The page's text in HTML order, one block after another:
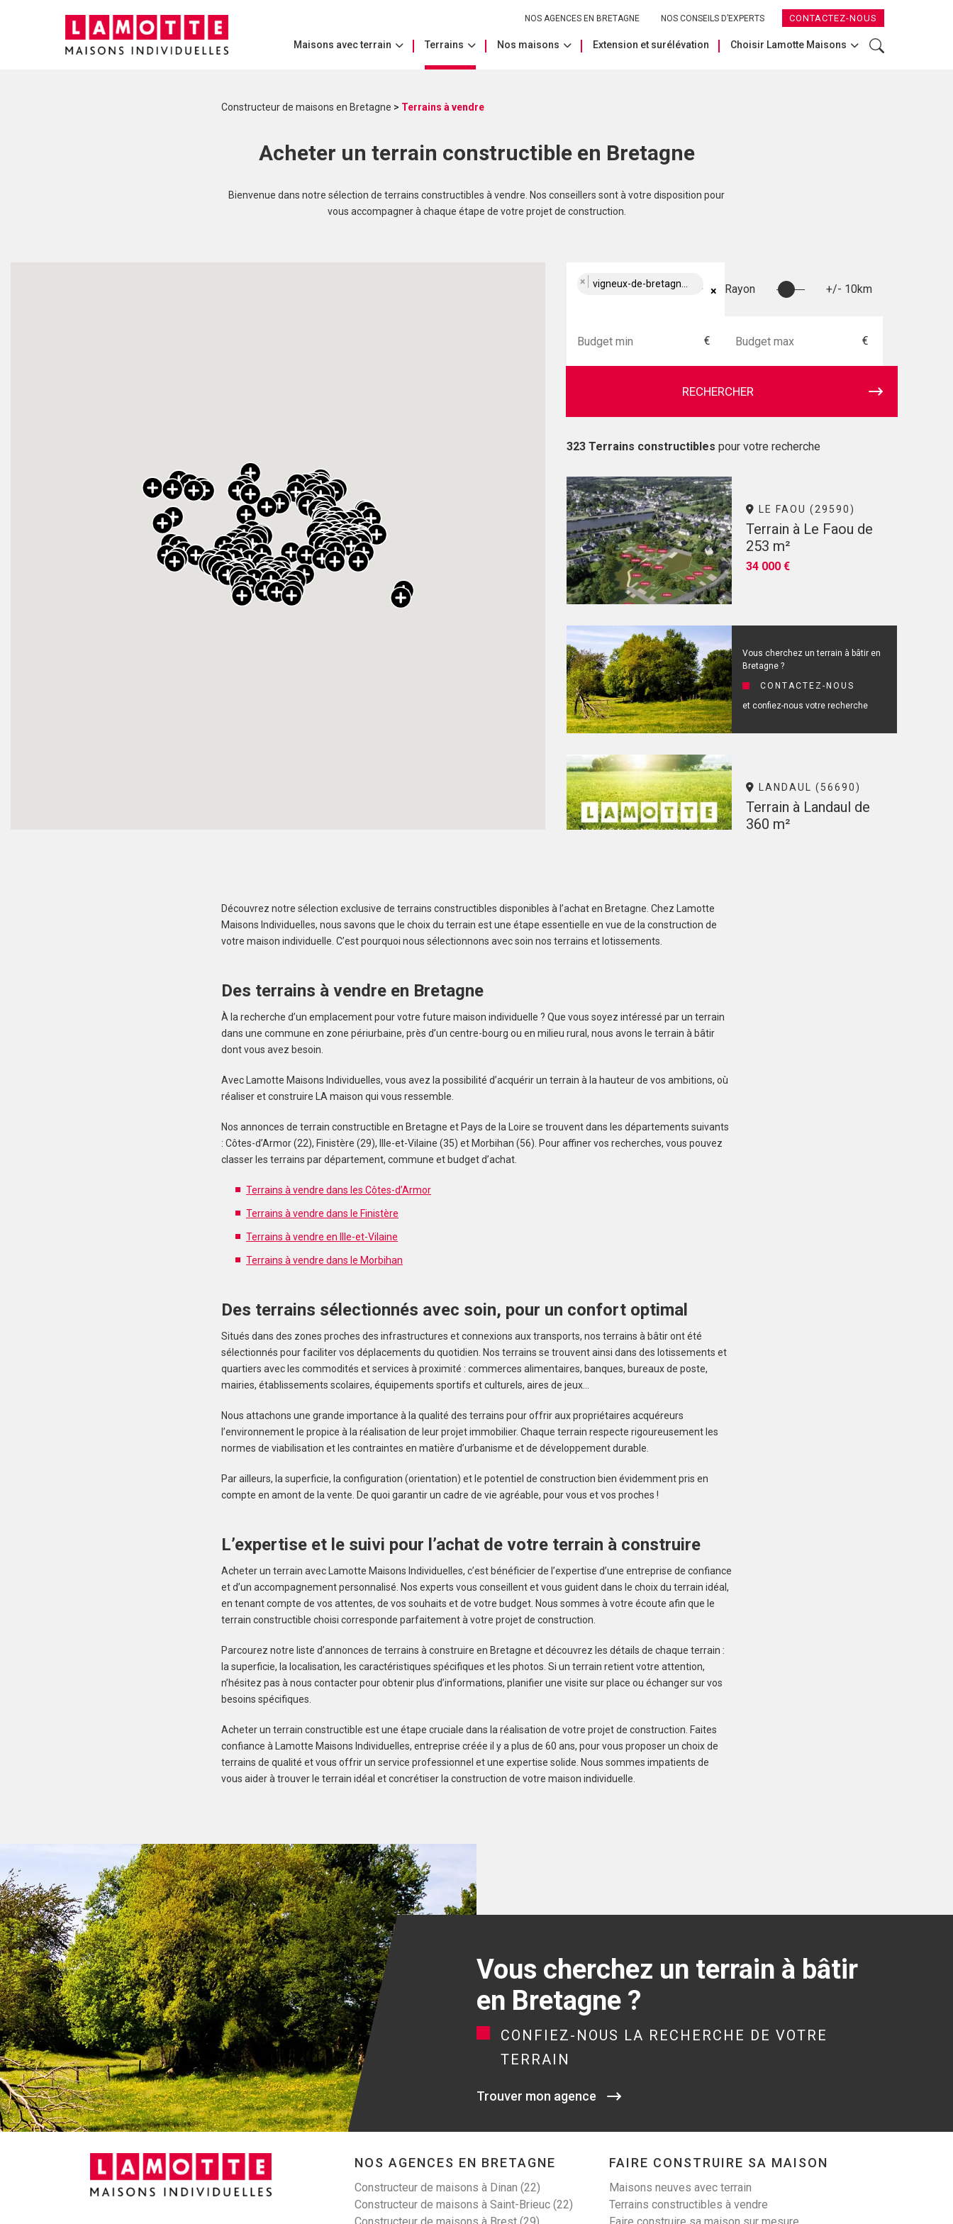
NOS AGENCES EN BRETAGNE NOS CONSEILS D’EXPERTS CONTACTEZ-NOUS
Maisons avec terrain Terrains Nos maisons Extension et surélévation Choisir Lamotte Maisons
Constructeur de maisons en Bretagne > Terrains à vendre
Acheter un terrain constructible en Bretagne
Bienvenue dans notre sélection de terrains constructibles à vendre. Nos conseillers sont à votre disposition pour
vous accompagner à chaque étape de votre projet de construction.
×
× vigneux-de-bretagne (44360) Rayon +/- 10km
€ €
RECHERCHER
323 Terrains constructibles pour votre recherche
LE FAOU (29590)
Terrain à Le Faou de
253 m²
34 000 €
Vous cherchez un terrain à bâtir en
Bretagne ?
CONTACTEZ-NOUS
et confiez-nous votre recherche
LANDAUL (56690)
Terrain à Landaul de
360 m²
Créez une alerte et ne manquez aucun bien
correspondant à votre recherche
LANESTER (56600)
Découvrez notre sélection exclusive de terrains constructibles disponibles à l’achat en Bretagne. Chez Lamotte
Maisons Individuelles, nous savons que le choix du terrain est une étape essentielle en vue de la construction de
votre maison individuelle. C’est pourquoi nous sélectionnons avec soin nos terrains et lotissements.
Des terrains à vendre en Bretagne
À la recherche d’un emplacement pour votre future maison individuelle ? Que vous soyez intéressé par un terrain
dans une commune en zone périurbaine, près d’un centre-bourg ou en milieu rural, nous avons le terrain à bâtir
dont vous avez besoin.
Avec Lamotte Maisons Individuelles, vous avez la possibilité d’acquérir un terrain à la hauteur de vos ambitions, où
réaliser et construire LA maison qui vous ressemble.
Nos annonces de terrain constructible en Bretagne et Pays de la Loire se trouvent dans les départements suivants
: Côtes-d’Armor (22), Finistère (29), Ille-et-Vilaine (35) et Morbihan (56). Pour affiner vos recherches, vous pouvez
classer les terrains par département, commune et budget d’achat.
Terrains à vendre dans les Côtes-d’Armor
Terrains à vendre dans le Finistère
Terrains à vendre en Ille-et-Vilaine
Terrains à vendre dans le Morbihan
Des terrains sélectionnés avec soin, pour un confort optimal
Situés dans des zones proches des infrastructures et connexions aux transports, nos terrains à bâtir ont été
sélectionnés pour faciliter vos déplacements du quotidien. Nos terrains se trouvent ainsi dans des lotissements et
quartiers avec les commodités et services à proximité : commerces alimentaires, banques, bureaux de poste,
mairies, établissements scolaires, équipements sportifs et culturels, aires de jeux…
Nous attachons une grande importance à la qualité des terrains pour offrir aux propriétaires acquéreurs
l’environnement le propice à la réalisation de leur projet immobilier. Chaque terrain respecte rigoureusement les
normes de viabilisation et les contraintes en matière d’urbanisme et de développement durable.
Par ailleurs, la superficie, la configuration (orientation) et le potentiel de construction bien évidemment pris en
compte en amont de la vente. De quoi garantir un cadre de vie agréable, pour vous et vos proches !
L’expertise et le suivi pour l’achat de votre terrain à construire
Acheter un terrain avec Lamotte Maisons Individuelles, c’est bénéficier de l’expertise d’une entreprise de confiance
et d’un accompagnement personnalisé. Nos experts vous conseillent et vous guident dans le choix du terrain idéal,
en tenant compte de vos attentes, de vos souhaits et de votre budget. Nous sommes à votre écoute afin que le
terrain constructible choisi corresponde parfaitement à votre projet de construction.
Parcourez notre liste d’annonces de terrains à construire en Bretagne et découvrez les détails de chaque terrain :
la superficie, la localisation, les caractéristiques spécifiques et les photos. Si un terrain retient votre attention,
n’hésitez pas à nous contacter pour obtenir plus d’informations, planifier une visite sur place ou échanger sur vos
besoins spécifiques.
Acheter un terrain constructible est une étape cruciale dans la réalisation de votre projet de construction. Faites
confiance à Lamotte Maisons Individuelles, entreprise créée il y a plus de 60 ans, pour vous proposer un choix de
terrains de qualité et vous offrir un service professionnel et une expertise solide. Nous sommes impatients de
vous aider à trouver le terrain idéal et concrétiser la construction de votre maison individuelle.
Vous cherchez un terrain à bâtir
en Bretagne ?
CONFIEZ-NOUS LA RECHERCHE DE VOTRE
TERRAIN
Trouver mon agence
NOS AGENCES EN BRETAGNE
Constructeur de maisons à Dinan (22)
Constructeur de maisons à Saint-Brieuc (22)
FAIRE CONSTRUIRE SA MAISON
Maisons neuves avec terrain
Terrains constructibles à vendre